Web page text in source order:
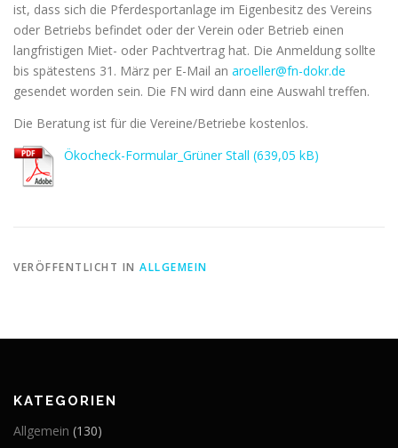
ist, dass sich die Pferdesportanlage im Eigenbesitz des Vereins
oder Betriebs befindet oder der Verein oder Betrieb einen
langfristigen Miet- oder Pachtvertrag hat. Die Anmeldung sollte
bis spätestens 31. März per E-Mail an aroeller@fn-dokr.de
gesendet worden sein. Die FN wird dann eine Auswahl treffen.
Die Beratung ist für die Vereine/Betriebe kostenlos.
Ökocheck-Formular_Grüner Stall
VERÖFFENTLICHT IN ALLGEMEIN
KATEGORIEN
Allgemein (130)